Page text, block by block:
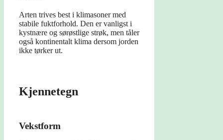
Arten trives best i klimasoner med
stabile fuktforhold. Den er vanligst i
kystnære og sørøstlige strøk, men tåler
også kontinentalt klima dersom jorden
ikke tørker ut.
Kjennetegn
Vekstform